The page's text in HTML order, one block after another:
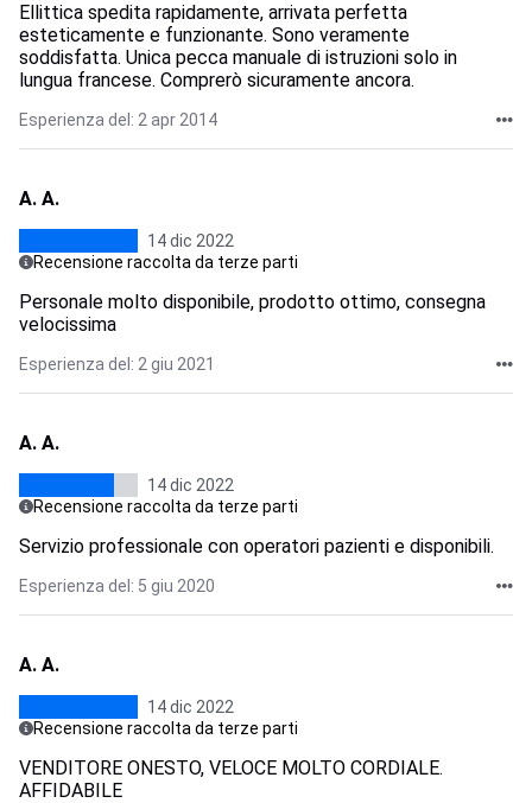
Ellittica spedita rapidamente, arrivata perfetta
esteticamente e funzionante. Sono veramente
soddisfatta. Unica pecca manuale di istruzioni solo in
lungua francese. Comprerò sicuramente ancora.
Esperienza del: 2 apr 2014
A. A.
14 dic 2022
Recensione raccolta da terze parti
Personale molto disponibile, prodotto ottimo, consegna
velocissima
Esperienza del: 2 giu 2021
A. A.
14 dic 2022
Recensione raccolta da terze parti
Servizio professionale con operatori pazienti e disponibili.
Esperienza del: 5 giu 2020
A. A.
14 dic 2022
Recensione raccolta da terze parti
VENDITORE ONESTO, VELOCE MOLTO CORDIALE.
AFFIDABILE